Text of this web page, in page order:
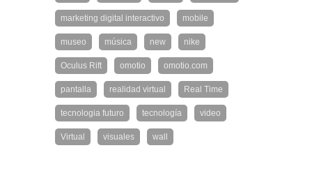
marketing digital interactivo mobile
museo música new nike
Oculus Rift omotio omotio.com
pantalla realidad virtual Real Time
tecnologia futuro tecnología video
Virtual visuales wall